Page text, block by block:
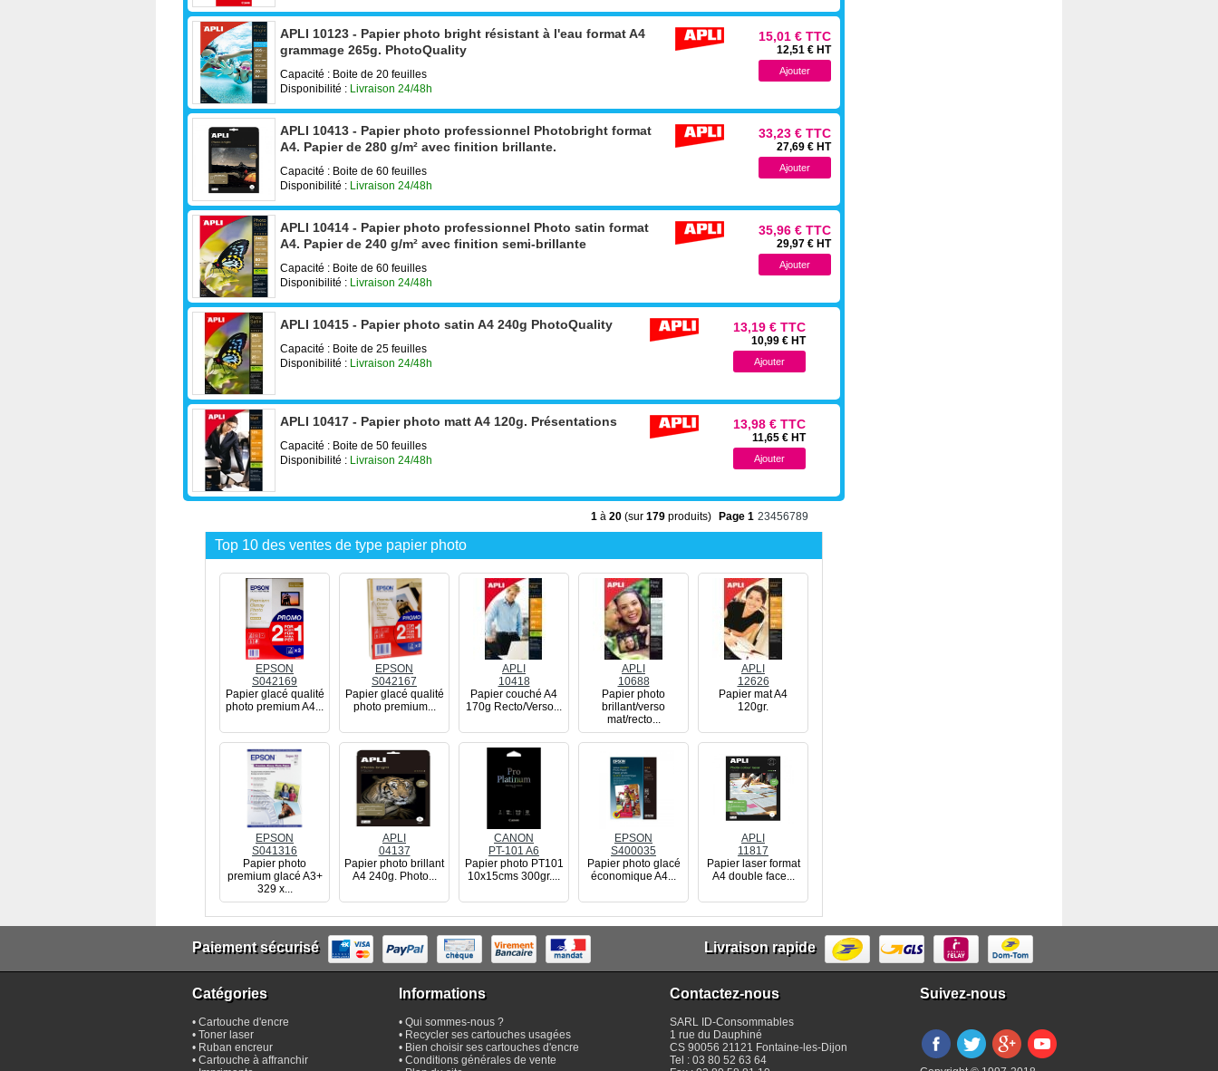
APLI 10123 - Papier photo bright résistant à l'eau format A4
grammage 265g. PhotoQuality
Capacité : Boite de 20 feuilles
Disponibilité : Livraison 24/48h
15,01 € TTC
12,51 € HT
APLI 10413 - Papier photo professionnel Photobright format
A4. Papier de 280 g/m² avec finition brillante.
Capacité : Boite de 60 feuilles
Disponibilité : Livraison 24/48h
33,23 € TTC
27,69 € HT
APLI 10414 - Papier photo professionnel Photo satin format
A4. Papier de 240 g/m² avec finition semi-brillante
Capacité : Boite de 60 feuilles
Disponibilité : Livraison 24/48h
35,96 € TTC
29,97 € HT
APLI 10415 - Papier photo satin A4 240g PhotoQuality
Capacité : Boite de 25 feuilles
Disponibilité : Livraison 24/48h
13,19 € TTC
10,99 € HT
APLI 10417 - Papier photo matt A4 120g. Présentations
Capacité : Boite de 50 feuilles
Disponibilité : Livraison 24/48h
13,98 € TTC
11,65 € HT
1 à 20 (sur 179 produits) Page 1 23456789
Top 10 des ventes de type papier photo
EPSON
S042169
Papier glacé qualité
photo premium A4...
EPSON
S042167
Papier glacé qualité
photo premium...
APLI
10418
Papier couché A4
170g Recto/Verso...
APLI
10688
Papier photo
brillant/verso
mat/recto...
APLI
12626
Papier mat A4
120gr.
EPSON
S041316
Papier photo
premium glacé A3+
329 x...
APLI
04137
Papier photo brillant
A4 240g. Photo...
CANON
PT-101 A6
Papier photo PT101
10x15cms 300gr....
EPSON
S400035
Papier photo glacé
économique A4...
APLI
11817
Papier laser format
A4 double face...
Paiement sécurisé Livraison rapide
Catégories
• Cartouche d'encre
• Toner laser
• Ruban encreur
• Cartouche à affranchir
Informations
• Qui sommes-nous ?
• Recycler ses cartouches usagées
• Bien choisir ses cartouches d'encre
• Conditions générales de vente
Contactez-nous
SARL ID-Consommables
1 rue du Dauphiné
CS 90056 21121 Fontaine-les-Dijon
Tel : 03 80 52 63 64
Suivez-nous